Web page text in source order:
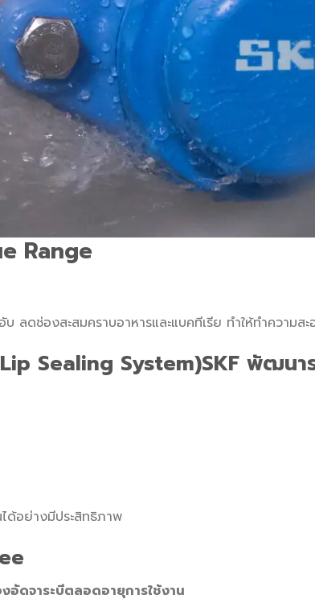
Range
ดช่องสะสมคราบอาหารและแบคทีเรีย ทำให้ทำความส
Sealing System)SKF พัฒนา
ด้อย่างมีประสิทธิภาพ
อัดจาระบีตลอดอายุการใช้งาน